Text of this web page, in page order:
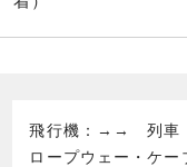
飛行機：→→ 列車
ロープウェー・ケ